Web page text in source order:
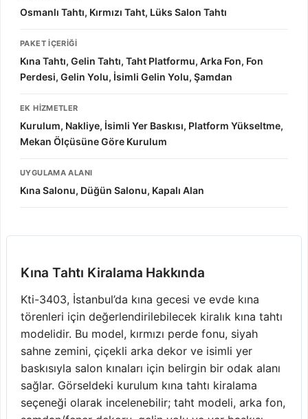
Osmanlı Tahtı, Kırmızı Taht, Lüks Salon Tahtı
PAKET İÇERIĞI
Kına Tahtı, Gelin Tahtı, Taht Platformu, Arka Fon, Fon
Perdesi, Gelin Yolu, İsimli Gelin Yolu, Şamdan
EK HIZMETLER
Kurulum, Nakliye, İsimli Yer Baskısı, Platform Yükseltme,
Mekan Ölçüsüne Göre Kurulum
UYGULAMA ALANI
Kına Salonu, Düğün Salonu, Kapalı Alan
Kına Tahtı Kiralama Hakkında
Kti-3403, İstanbul’da kına gecesi ve evde kına
törenleri için değerlendirilebilecek kiralık kına tahtı
modelidir. Bu model, kırmızı perde fonu, siyah
sahne zemini, çiçekli arka dekor ve isimli yer
baskısıyla salon kınaları için belirgin bir odak alanı
sağlar. Görseldeki kurulum kına tahtı kiralama
seçeneği olarak incelenebilir; taht modeli, arka fon,